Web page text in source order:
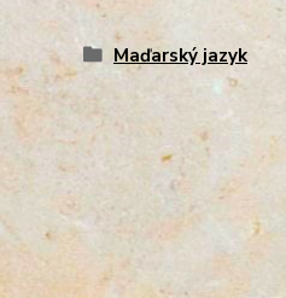
Maďarský jazyk